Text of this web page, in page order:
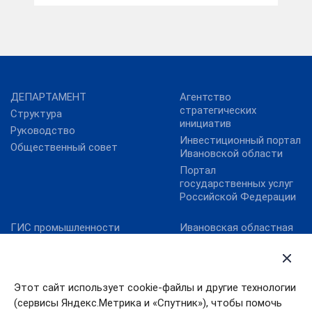
Этот сайт использует cookie-файлы и другие технологии
(сервисы Яндекс.Метрика и «Спутник»), чтобы помочь
ДЕПАРТАМЕНТ
Структура
Руководство
Общественный совет
Агентство
стратегических
инициатив
Инвестиционный портал
Ивановской области
Портал
государственных услуг
Российской Федерации
ГИС промышленности
Фонд развития
промышленности
Ивановская областная
Уполномоченный по
правам человека в